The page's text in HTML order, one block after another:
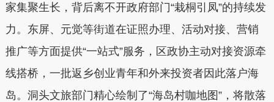
家集聚生长，背后离不开政府部门“栽桐引凤”的持续发
力。东屏、元觉等街道在证照办理、活动对接、营销
推广等方面提供“一站式”服务，区政协主动对接资源牵
线搭桥，一批返乡创业青年和外来投资者因此落户海
岛。洞头文旅部门精心绘制了“海岛村咖地图”，将散落